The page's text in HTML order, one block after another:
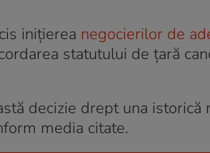
iniţierea negocierilor de
statutului de ţară
decizie drept una istorică
media citate.